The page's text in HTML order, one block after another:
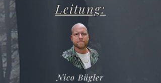
Leitung:
Nico Bügler